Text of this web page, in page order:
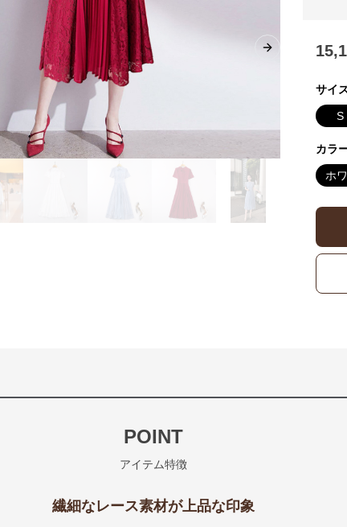
Next slide
サイ
S
カラ
ホ
POINT
アイテム特徴
繊細なレース素材が上品な印象